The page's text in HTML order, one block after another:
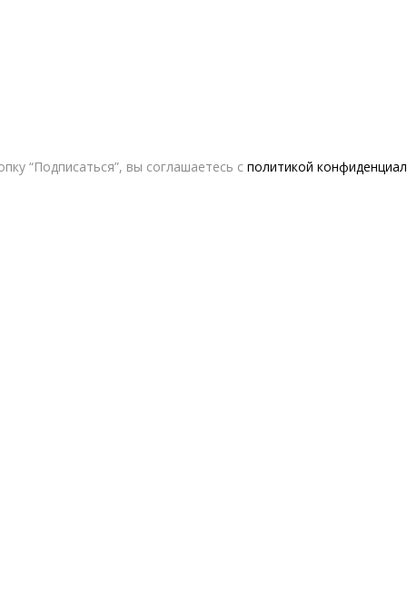
“Подписаться”, вы соглашаетесь с политикой